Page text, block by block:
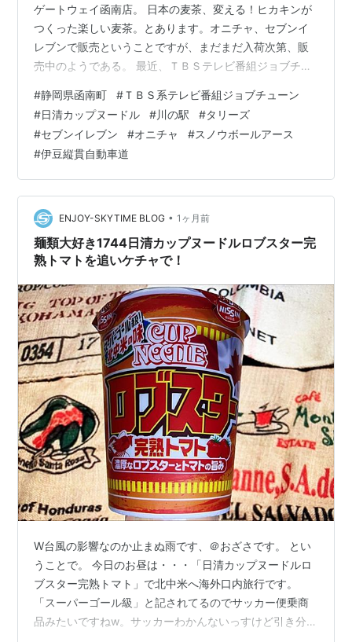
ゲートウェイ函南店。 日本の麦茶、変える！ヒカキンが
つくった楽しい麦茶。とあります。オニチャ、セブンイ
レブンで販売ということですが、まだまだ入荷次第、販
売中のようである。 最近、ＴＢＳテレビ番組ジョブチュ
ドが満場一致で合格でした。たかが、たまごサンドでし
ょ？と思うのが普通で、審査員が食べると、見事に驚き
の顔でありました。ニワトリのエサから開発する専用卵
で、パンはできるかぎりの現時点での最高傑作らしい。
たことブロッコリー手摘みバジルのサラダ。これが満場
一致の合格でした。カップデリシリーズで最大…
#静岡県函南町 #ＴＢＳ系テレビ番組ジョブチューン
#日清カップヌードル #川の駅 #タリーズ
#セブンイレブン #オニチャ #スノウボールアース
#伊豆縦貫自動車道
ENJOY-SKYTIME BLOG • 1ヶ月前
麺類大好き1744日清カップヌードルロブスター完
熟トマトを追いケチャで！
W台風の影響なのか止まぬ雨です、＠おざさです。 とい
うことで。 今日のお昼は・・・「日清カップヌードルロ
ブスター完熟トマト」で北中米へ海外口内旅行です。
「スーパーゴール級」と記されてるのでサッカー便乗商
品みたいですねw。サッカーわかんないっすけど引き分け